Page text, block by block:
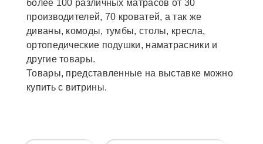
более 100 различных матрасов от 30
производителей, 70 кроватей, а так же
диваны, комоды, тумбы, столы, кресла,
ортопедические подушки, наматрасники и
другие товары.
Товары, представленные на выставке можно
купить с витрины.